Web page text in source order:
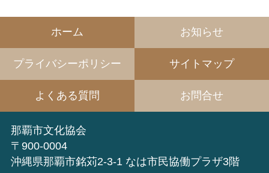
ホーム お知らせ
プライバシーポリシー サイトマップ
よくある質問 お問合せ
那覇市文化協会
〒900-0004
沖縄県那覇市銘苅2-3-1 なは市民協働プラザ3階